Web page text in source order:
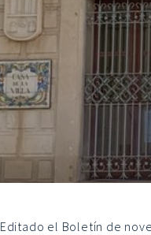
Editado el Boletín de